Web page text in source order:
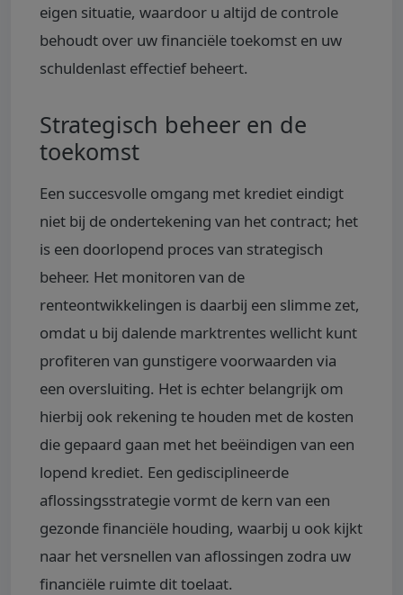
eigen situatie, waardoor u altijd de controle
behoudt over uw financiële toekomst en uw
schuldenlast effectief beheert.
Strategisch beheer en de
toekomst
Een succesvolle omgang met krediet eindigt
niet bij de ondertekening van het contract; het
is een doorlopend proces van strategisch
beheer. Het monitoren van de
renteontwikkelingen is daarbij een slimme zet,
omdat u bij dalende marktrentes wellicht kunt
profiteren van gunstigere voorwaarden via
een oversluiting. Het is echter belangrijk om
hierbij ook rekening te houden met de kosten
die gepaard gaan met het beëindigen van een
lopend krediet. Een gedisciplineerde
aflossingsstrategie vormt de kern van een
gezonde financiële houding, waarbij u ook kijkt
naar het versnellen van aflossingen zodra uw
financiële ruimte dit toelaat.